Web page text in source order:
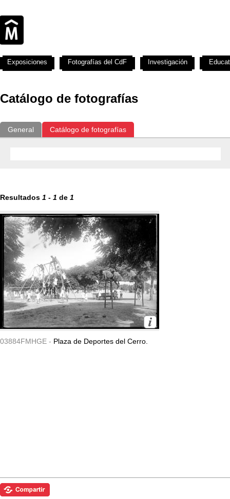
Catálogo de fotografías
General Catálogo de fotografías
Resultados 1 - 1 de 1
03884FMHGE - Plaza de Deportes del Cerro.
Exposiciones Fotografías del CdF Investigación